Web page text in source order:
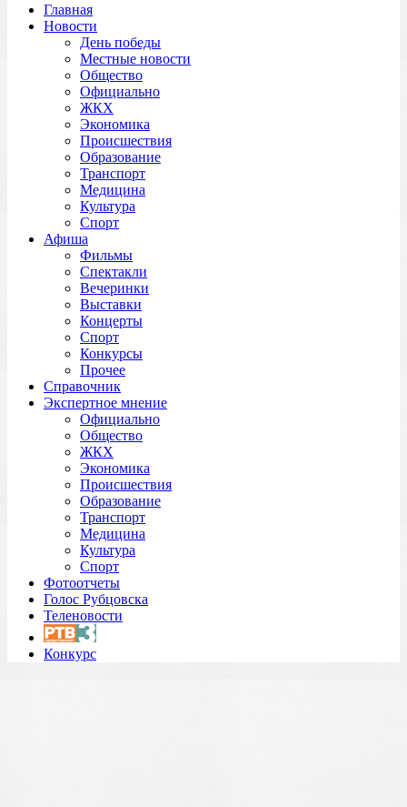
Главная
Новости
День победы
Местные новости
Общество
Официально
ЖКХ
Экономика
Происшествия
Образование
Транспорт
Медицина
Культура
Спорт
Афиша
Фильмы
Спектакли
Вечеринки
Выставки
Концерты
Спорт
Конкурсы
Прочее
Справочник
Экспертное мнение
Официально
Общество
ЖКХ
Экономика
Происшествия
Образование
Транспорт
Медицина
Культура
Спорт
Фотоотчеты
Голос Рубцовска
Теленовости
Конкурс